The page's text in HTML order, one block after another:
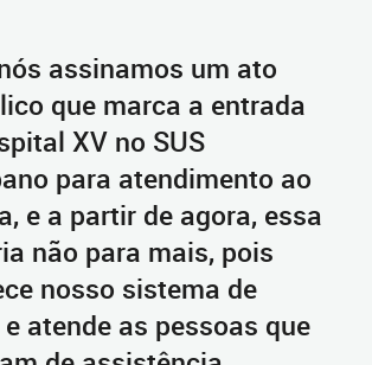
assinamos um ato
que marca a entrada
XV no SUS
para atendimento ao
e a partir de agora, essa
não para mais, pois
nosso sistema de
atende as pessoas que